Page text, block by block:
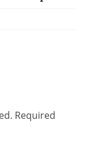
Required